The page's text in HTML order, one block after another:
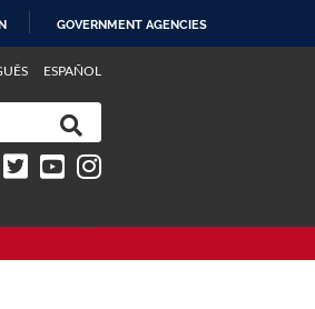
GOVERNMENT AGENCIES
ESPAÑOL